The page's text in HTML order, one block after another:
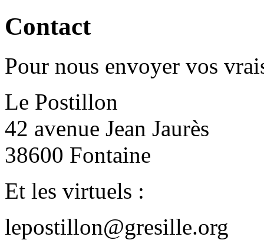
Contact
Pour nous envoyer vos
Le Postillon
42 avenue Jean Jaurès
38600 Fontaine
Et les virtuels :
lepostillon@gresille.org